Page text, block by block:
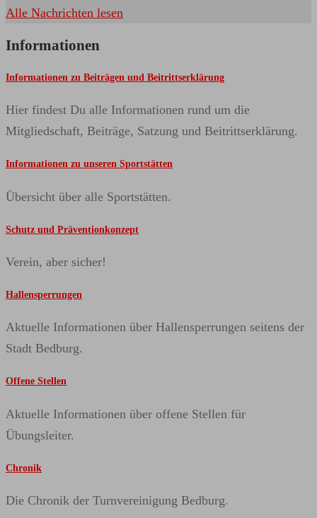
Alle Nachrichten lesen
Informationen
Informationen zu Beiträgen und Beitrittserklärung
Hier findest Du alle Informationen rund um die
Mitgliedschaft, Beiträge, Satzung und Beitrittserklärung.
Informationen zu unseren Sportstätten
Übersicht über alle Sportstätten.
Schutz und Präventionkonzept
Verein, aber sicher!
Hallensperrungen
Aktuelle Informationen über Hallensperrungen seitens der
Stadt Bedburg.
Offene Stellen
Aktuelle Informationen über offene Stellen für
Übungsleiter.
Chronik
Die Chronik der Turnvereinigung Bedburg.